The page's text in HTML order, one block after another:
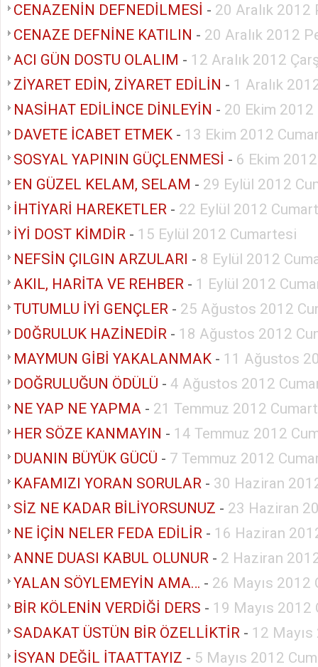
CENAZENİN DEFNEDİLMESİ - 20 Aralık 2012
CENAZE DEFNİNE KATILIN - 20 Aralık 2012
ACI GÜN DOSTU OLALIM - 12 Aralık 2012
ZİYARET EDİN, ZİYARET EDİLİN - 1 Aralık
NASİHAT EDİLİNCE DİNLEYİN - 20 Ekim
DAVETE İCABET ETMEK - 13 Ekim 2012
SOSYAL YAPININ GÜÇLENMESİ - 6 Ekim
EN GÜZEL KELAM, SELAM - 29 Eylül 2012
İHTİYARİ HAREKETLER - 22 Eylül 2012
İYİ DOST KİMDİR - 15 Eylül 2012 Cumartesi
NEFSİN ÇILGIN ARZULARI - 8 Eylül 2012
AKIL, HARİTA VE REHBER - 1 Eylül 2012
TUTUMLU İYİ GENÇLER - 25 Ağustos 2012
D0ĞRULUK HAZİNEDİR - 18 Ağustos 2012
MAYMUN GİBİ YAKALANMAK - 11 Ağustos
DOĞRULUĞUN ÖDÜLÜ - 4 Ağustos 2012
NE YAP NE YAPMA - 21 Temmuz 2012
HER SÖZE KANMAYIN - 14 Temmuz 2012
DUANIN BÜYÜK GÜCÜ - 7 Temmuz 2012
KAFAMIZI YORAN SORULAR - 30 Haziran
SİZ NE KADAR BİLİYORSUNUZ - 23 Haziran
NE İÇİN NELER FEDA EDİLİR - 16 Haziran
ANNE DUASI KABUL OLUNUR - 2 Haziran
YALAN SÖYLEMEYİN AMA… - 26 Mayıs 2012
BİR KÖLENİN VERDİĞİ DERS - 19 Mayıs 2012
SADAKAT ÜSTÜN BİR ÖZELLİKTİR - 12
İSYAN DEĞİL İTAATTAYIZ - 5 Mayıs 2012